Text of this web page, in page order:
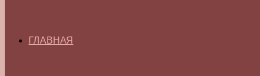
ГЛАВНАЯ